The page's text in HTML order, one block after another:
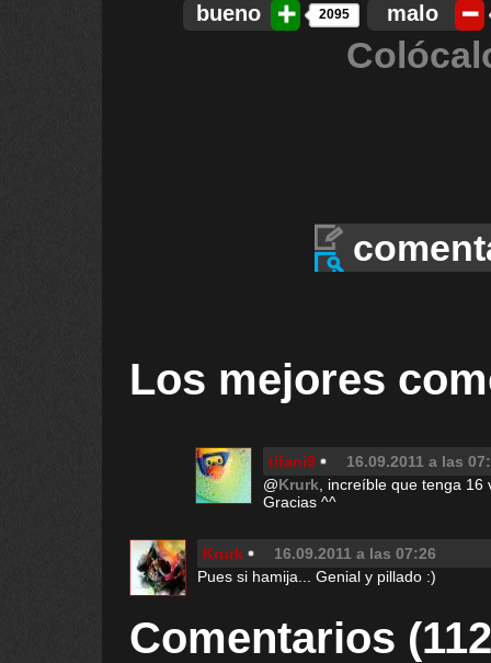
bueno 2095 malo
Los mejores
tifani9
16.09.2011 a las
@Krurk , increíble que tenga
Gracias ^^
Krurk
16.09.2011 a las 07:26
Pues si hamija... Genial y pillado :)
Comentarios